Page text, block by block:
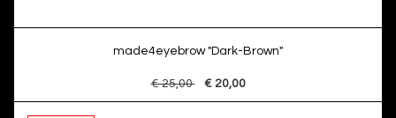
made4eyebrow "Dark-Brown"
€ 25,00 € 20,00